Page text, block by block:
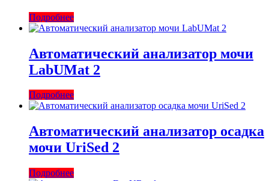
Подробнее
Автоматический анализатор мочи
LabUMat 2
Подробнее
Автоматический анализатор осадка
мочи UriSed 2
Подробнее